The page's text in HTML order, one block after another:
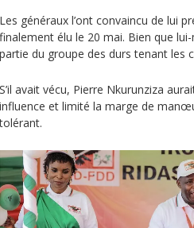
Les généraux l’ont convaincu de lui
finalement élu le 20 mai. Bien que
partie du groupe des durs tenant les
S’il avait vécu, Pierre Nkurunziza
influence et limité la marge de
tolérant.